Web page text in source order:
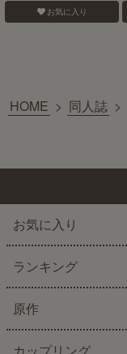
お気に入り
HOME > 同人誌 >
お気に入り
ランキング
原作
カップリング